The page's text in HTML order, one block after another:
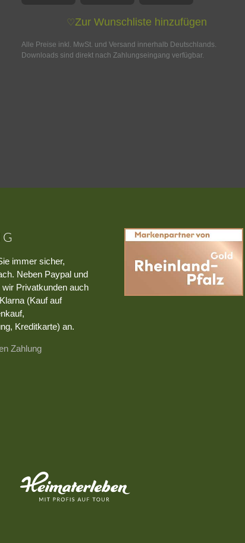
♡Zur Wunschliste hinzufügen
Alle Preise inkl. MwSt. und Versand innerhalb Deutschlands.
Downloads sind direkt nach Zahlungseingang verfügbar.
immer sicher,
Neben Paypal und
Privatkunden auch
(Kauf auf
Kreditkarte) an.
Zahlung